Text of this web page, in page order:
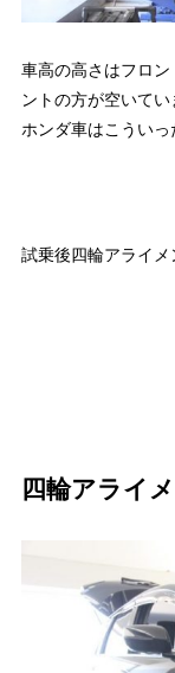
車高の高さはフロ
ントの方が空いてい
ホンダ車はこういっ
試乗後四輪アライメ
四輪アライ